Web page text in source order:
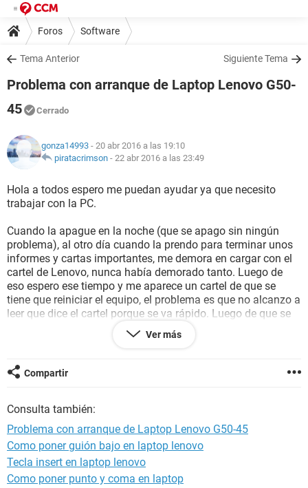
Foros Software
Tema Anterior Siguiente Tema
Problema con arranque de Laptop Lenovo G50-
45
Cerrado
gonza14993 - 20 abr 2016 a las 19:10
piratacrimson - 22 abr 2016 a las 23:49
Hola a todos espero me puedan ayudar ya que necesito
trabajar con la PC.
Cuando la apague en la noche (que se apago sin ningún
problema), al otro día cuando la prendo para terminar unos
informes y cartas importantes, me demora en cargar con el
cartel de Lenovo, nunca había demorado tanto. Luego de
eso espero ese tiempo y me aparece un cartel de que se
tiene que reiniciar el equipo, el problema es que no alcanzo a
leer que dice el cartel porque se va rápido. Luego de que se
reinicia me aparece el inicio de Lenovo y ahí carga carga
carga y luego aparece la pantalla completamente en negro y
Espero por favor me puedan ayudar, porque necesito
Ver más
Compartir
Consulta también:
Problema con arranque de Laptop Lenovo G50-45
Como poner guión bajo en laptop lenovo
Tecla insert en laptop lenovo
Como poner punto y coma en laptop